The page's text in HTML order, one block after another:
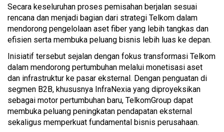
Secara keseluruhan proses pemisahan berjalan sesuai
rencana dan menjadi bagian dari strategi Telkom dalam
mendorong pengelolaan aset fiber yang lebih tangkas dan
efisien serta membuka peluang bisnis lebih luas ke depan.
Inisiatif tersebut sejalan dengan fokus transformasi Telkom
dalam mendorong pertumbuhan melalui monetisasi aset
dan infrastruktur ke pasar eksternal. Dengan penguatan di
segmen B2B, khususnya InfraNexia yang diproyeksikan
sebagai motor pertumbuhan baru, TelkomGroup dapat
membuka peluang peningkatan pendapatan eksternal
sekaligus memperkuat fundamental bisnis perusahaan.